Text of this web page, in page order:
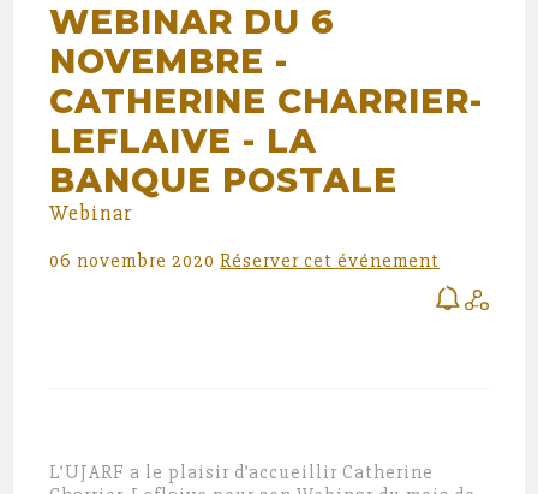
WEBINAR DU 6
NOVEMBRE -
CATHERINE CHARRIER-
LEFLAIVE - LA
BANQUE POSTALE
Webinar
06 novembre 2020 Réserver cet événement
L’UJARF a le plaisir d’accueillir Catherine